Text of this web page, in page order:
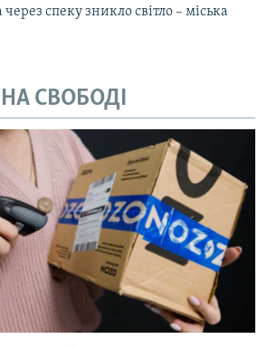
спеку зникло світло – міська
СВОБОДІ